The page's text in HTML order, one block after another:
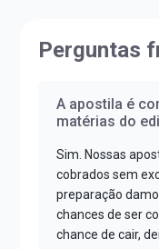
Perguntas
A apostila é
matérias do
Sim. Nossas
cobrados sem
preparação
chances de ser
chance de cair,